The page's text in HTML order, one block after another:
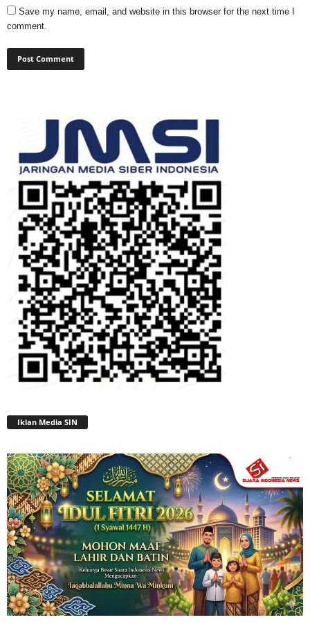
Save my name, email, and website in this browser for the next time I
comment.
Iklan Media SIN